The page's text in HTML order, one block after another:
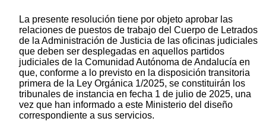
La presente resolución tiene por objeto aprobar las
relaciones de puestos de trabajo del Cuerpo de Letrados
de la Administración de Justicia de las oficinas judiciales
que deben ser desplegadas en aquellos partidos
judiciales de la Comunidad Autónoma de Andalucía en
que, conforme a lo previsto en la disposición transitoria
primera de la Ley Orgánica 1/2025, se constituirán los
tribunales de instancia en fecha 1 de julio de 2025, una
vez que han informado a este Ministerio del diseño
correspondiente a sus servicios.